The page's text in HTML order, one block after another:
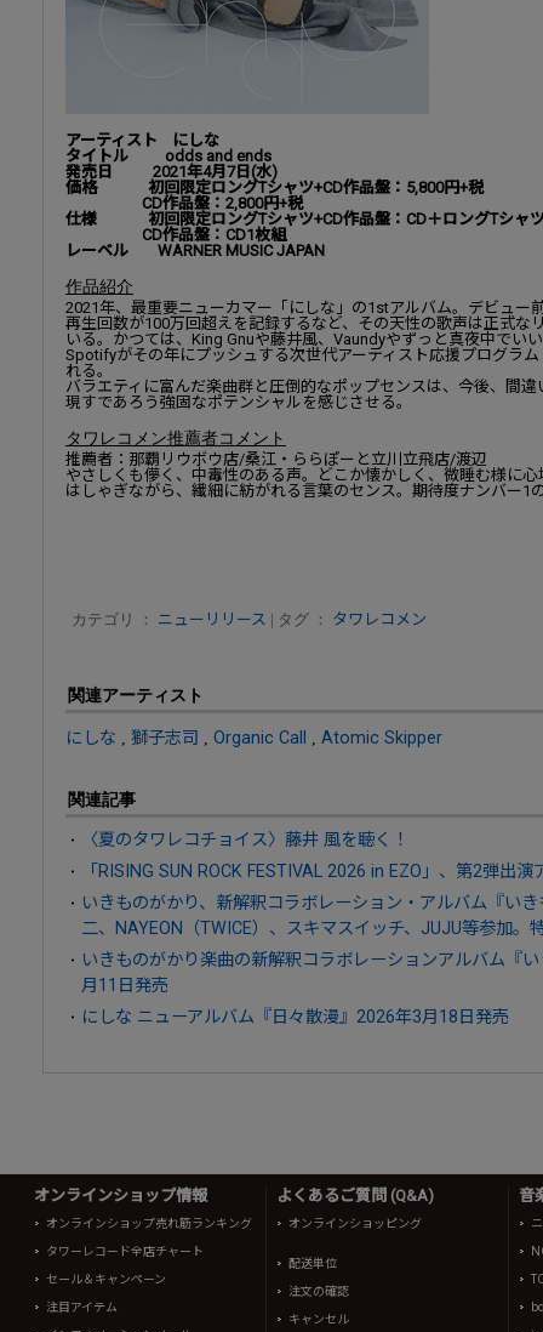
アーティスト にしな
タイトル odds and ends
発売日 2021年4月7日(水)
価格 初回限定ロングTシャツ+CD作品盤：5,800円+税
CD作品盤：2,800円+税
仕様 初回限定ロングTシャツ+CD作品盤：CD＋ロングTシャ
CD作品盤：CD1枚組
レーベル WARNER MUSIC JAPAN
作品紹介
2021年、最重要ニューカマー「にしな」の1stアルバム。デビュー
再生回数が100万回超えを記録するなど、その天性の歌声は正式な
いる。かつては、King Gnuや藤井風、Vaundyやずっと真夜中でい
Spotifyがその年にプッシュする次世代アーティスト応援プログラ
れる。
バラエティに富んだ楽曲群と圧倒的なポップセンスは、今後、間
現すであろう強固なポテンシャルを感じさせる。
タワレコメン推薦者コメント
推薦者：那覇リウボウ店/桑江・ららぽーと立川立飛店/渡辺
やさしくも儚く、中毒性のある声。どこか懐かしく、微睡む様に
はしゃぎながら、繊細に紡がれる言葉のセンス。期待度ナンバー1
カテゴリ ： ニューリリース | タグ ： タワレコメン
関連アーティスト
にしな 獅子志司 Organic Call Atomic Skipper
関連記事
〈夏のタワレコチョイス〉藤井 風を聴く！
「RISING SUN ROCK FESTIVAL 2026 in EZO」、第2弾出
いきものがかり、新解釈コラボレーション・アルバム『い
二、NAYEON（TWICE）、スキマスイッチ、JUJU等参加。
いきものがかり楽曲の新解釈コラボレーションアルバム『
月11日発売
にしな ニューアルバム『日々散漫』2026年3月18日発売
オンラインショップ情報
オンラインショップ売れ筋ランキング
タワーレコード全店チャート
セール＆キャンペーン
注目アイテム
よくあるご質問 (Q&A)
オンラインショッピング
配送単位
注文の確認
キャンセル
音